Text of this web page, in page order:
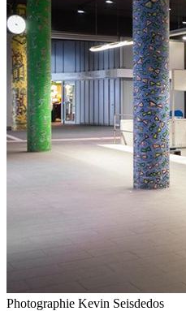
Photographie Kevin Seisdedos